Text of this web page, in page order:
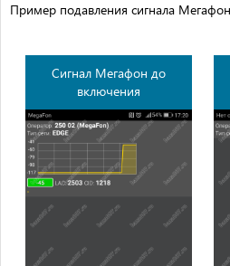
Пример подавления сигнала Мегафон
Сигнал Мегафон до
включения